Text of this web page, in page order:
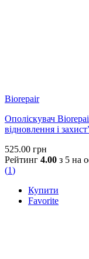
Biorepair
Ополіскувач
відновлення і
525.00 грн
Рейтинг 4.00 з 5 на
(1)
Купити
Favorite